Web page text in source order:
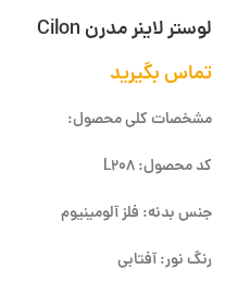
لوستر لاینر مدرن Cilon
تماس بگیرید
مشخصات کلی محصول:
کد محصول: L208
جنس بدنه: فلز آلومینیوم
رنگ نور: آفتابی